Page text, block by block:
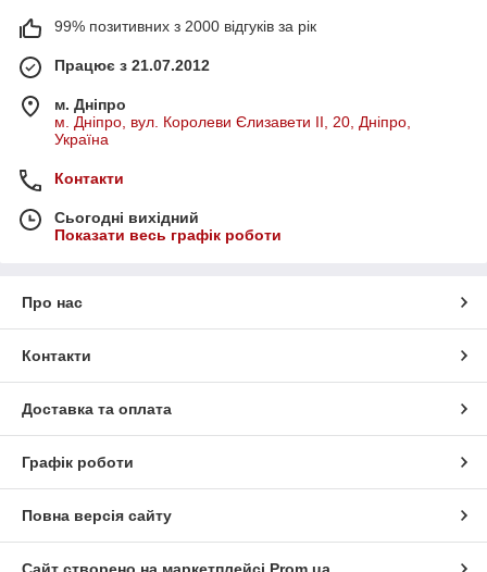
99% позитивних з 2000 відгуків за рік
Працює з 21.07.2012
м. Дніпро
м. Дніпро, вул. Королеви Єлизавети ІІ, 20, Дніпро,
Україна
Контакти
Сьогодні вихідний
Показати весь графік роботи
Про нас
Контакти
Доставка та оплата
Графік роботи
Повна версія сайту